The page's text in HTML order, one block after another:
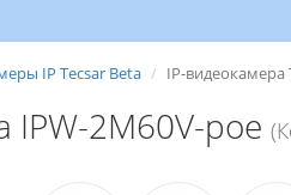
IP Tecsar Beta IP-видеокамера
IPW-2M60V-poe